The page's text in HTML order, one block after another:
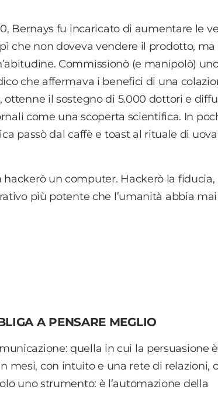
Bernays fu incaricato di aumentare le
che non doveva vendere il prodotto, ma
Commissionò (e manipolò)
che affermava i benefici di una
ottenne il sostegno di 5.000 dottori e
come una scoperta scientifica. In
passò dal caffè e toast al rituale di
hackerò un computer. Hackerò la fiducia,
più potente che l’umanità abbia mai
A PENSARE MEGLIO
quella in cui la persuasione è
mesi, con intuito e una rete di relazioni,
uno strumento: è l’automazione della